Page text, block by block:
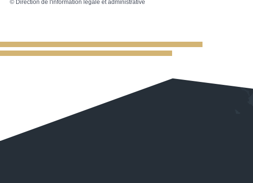
© Direction de l'information légale et administrative